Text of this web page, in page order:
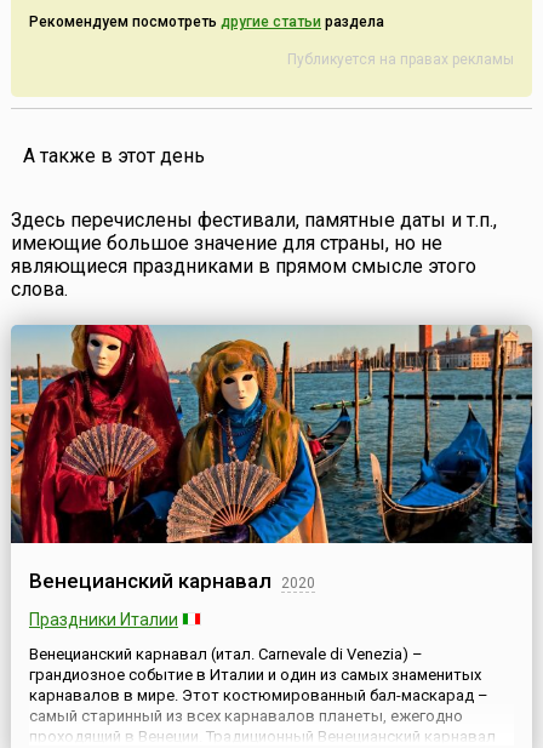
Рекомендуем посмотреть другие статьи раздела
Публикуется на правах рекламы
А также в этот день
Здесь перечислены фестивали, памятные даты и т.п.,
имеющие большое значение для страны, но не
являющиеся праздниками в прямом смысле этого
слова.
Венецианский карнавал 2020
Праздники Италии
Венецианский карнавал (итал. Carnevale di Venezia) –
грандиозное событие в Италии и один из самых знаменитых
карнавалов в мире. Этот костюмированный бал-маскарад –
самый старинный из всех карнавалов планеты, ежегодно
проходящий в Венеции. Традиционный Венецианский карнавал